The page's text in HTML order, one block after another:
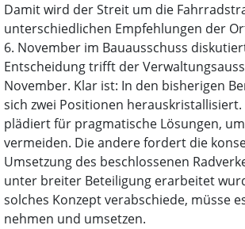
Damit wird der Streit um die
unterschiedlichen Empfehlungen der
6. November im Bauausschuss
Entscheidung trifft der
November. Klar ist: In den bisherigen
sich zwei Positionen herauskristallisiert.
plädiert für pragmatische Lösungen,
vermeiden. Die andere fordert die
Umsetzung des beschlossenen
unter breiter Beteiligung erarbeitet
solches Konzept verabschiede, müsse
nehmen und umsetzen.